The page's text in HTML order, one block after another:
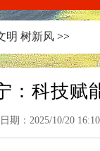
明 树新风>>
：科技赋
日期：2025/10/20